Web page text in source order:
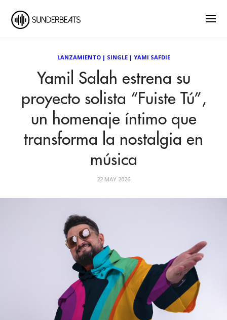
LANZAMIENTO| SINGLE| YAMI SAFDIE
Yamil Salah estrena su
proyecto solista “Fuiste Tú”,
un homenaje íntimo que
transforma la nostalgia en
música
22 MAY 2026